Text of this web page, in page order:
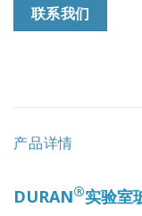
联系我们
产品详情
DURAN®实验室